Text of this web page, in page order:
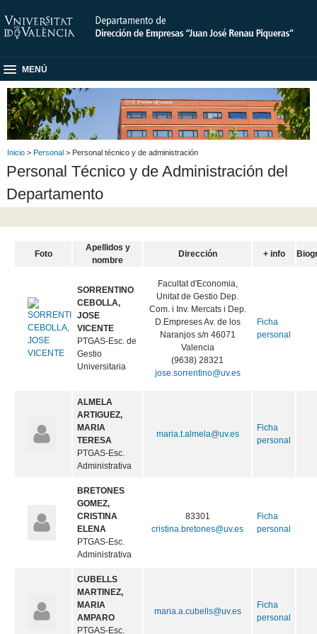
MENÚ
Inicio > Personal > Personal técnico y de administración
Personal Técnico y de Administración del
Departamento
Foto
Apellidos y
nombre
Dirección + info
SORRENTINO
CEBOLLA,
JOSE
VICENTE
PTGAS-Esc. de
Gestio
Universitaria
Facultat d'Economia,
Unitat de Gestio Dep.
Com. i Inv. Mercats i Dep.
D.Empreses Av. de los
Naranjos s/n 46071
Valencia
(9638) 28321
jose.sorrentino@uv.es
Ficha
personal
ALMELA
ARTIGUEZ,
MARIA
TERESA
PTGAS-Esc.
Administrativa
maria.t.almela@uv.es
Ficha
personal
BRETONES
GOMEZ,
CRISTINA
ELENA
PTGAS-Esc.
Administrativa
83301
cristina.bretones@uv.es
Ficha
personal
CUBELLS
MARTINEZ,
MARIA
AMPARO
PTGAS-Esc.
maria.a.cubells@uv.es
Ficha
personal